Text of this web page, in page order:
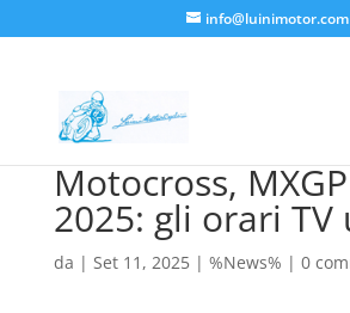
info@luinimotor.com
Motocross,
2025: gli orari TV
da | Set 11, 2025| %News% | 0